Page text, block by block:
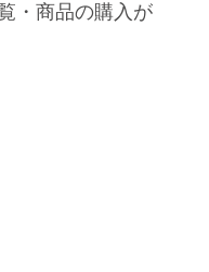
・商品の購入が